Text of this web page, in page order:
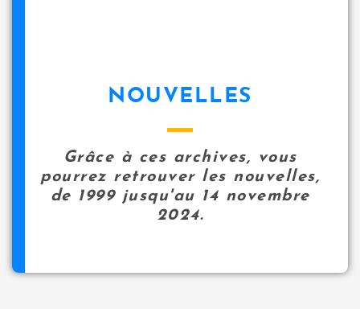
NOUVELLES
Grâce à ces archives, vous
pourrez retrouver les nouvelles,
de 1999 jusqu'au 14 novembre
2024.